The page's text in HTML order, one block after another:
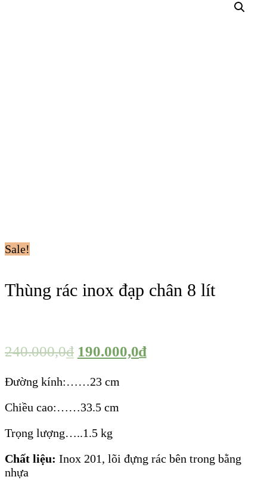
Sale!
Thùng rác inox đạp chân 8 lít
240.000,0₫ 190.000,0₫
Đường kính:……23 cm
Chiều cao:……33.5 cm
Trọng lượng…..1.5 kg
Chất liệu: Inox 201, lõi đựng rác bên trong bằng
nhựa